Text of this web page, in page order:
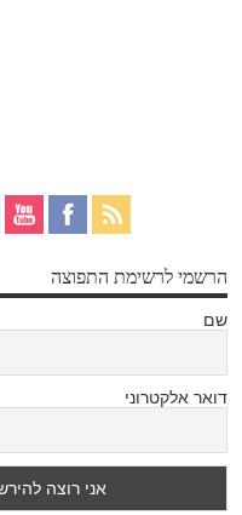
הרשמי לרשימת התפוצה
שם
דואר אלקטרוני